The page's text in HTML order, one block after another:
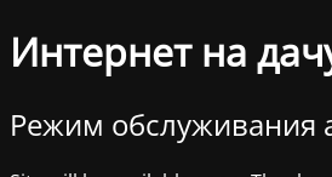
Интернет на
Режим обслуживания